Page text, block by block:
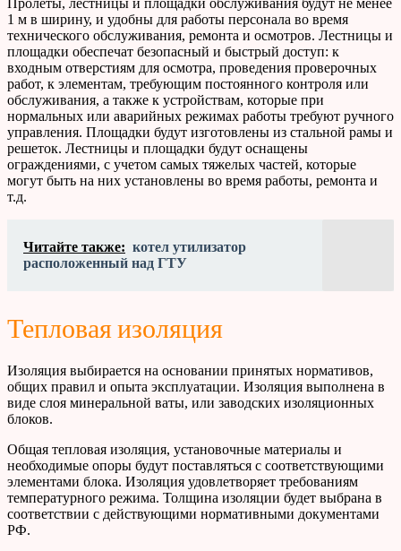
Пролеты, лестницы и площадки обслуживания будут не менее
1 м в ширину, и удобны для работы персонала во время
технического обслуживания, ремонта и осмотров. Лестницы и
площадки обеспечат безопасный и быстрый доступ: к
входным отверстиям для осмотра, проведения проверочных
работ, к элементам, требующим постоянного контроля или
обслуживания, а также к устройствам, которые при
нормальных или аварийных режимах работы требуют ручного
управления. Площадки будут изготовлены из стальной рамы и
решеток. Лестницы и площадки будут оснащены
ограждениями, с учетом самых тяжелых частей, которые
могут быть на них установлены во время работы, ремонта и
т.д.
Читайте также: котел утилизатор
расположенный над ГТУ
Тепловая изоляция
Изоляция выбирается на основании принятых нормативов,
общих правил и опыта эксплуатации. Изоляция выполнена в
виде слоя минеральной ваты, или заводских изоляционных
блоков.
Общая тепловая изоляция, установочные материалы и
необходимые опоры будут поставляться с соответствующими
элементами блока. Изоляция удовлетворяет требованиям
температурного режима. Толщина изоляции будет выбрана в
соответствии с действующими нормативными документами
РФ.